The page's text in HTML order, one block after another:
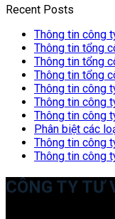
Recent Posts
Thông tin công
Thông tin tổng
Thông tin tổng
Thông tin tổng
Thông tin công
Thông tin công
Thông tin công
Phân biệt các
Thông tin công
Thông tin công
CÔNG TY TƯ